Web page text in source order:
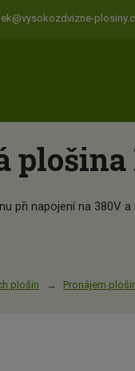
při napojení na 380V
plošin Pronájem